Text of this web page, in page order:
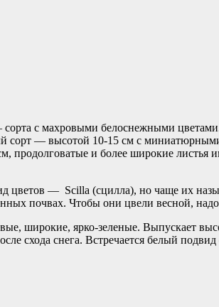
с махровыми белоснежными
сорт — высотой 10-15 см с
продолговатые и более широкие
цветов — Scilla (сцилла), но чаще их
почвах. Чтобы они цвели весной,
широкие, ярко-зеленые. Выпускает
схода снега. Встречается белый